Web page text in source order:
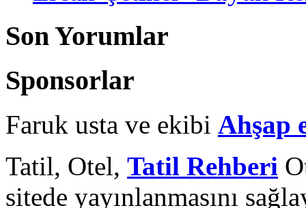
Son Yorumlar
Sponsorlar
Faruk usta ve ekibi Ahşap
Tatil, Otel, Tatil Rehberi
sitede yayınlanmasını